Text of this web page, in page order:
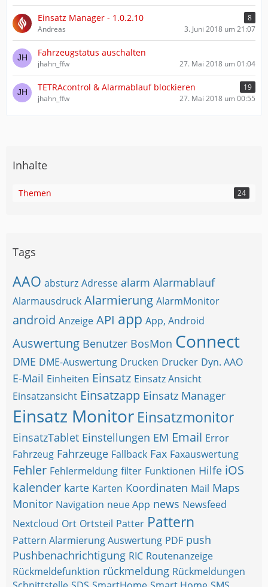
Einsatz Manager - 1.0.2.10
8
Andreas
3. Juni 2018 um 21:07
Fahrzeugstatus auschalten
jhahn_ffw 27. Mai 2018 um 01:04
TETRAcontrol & Alarmablauf blockieren
19
jhahn_ffw
27. Mai 2018 um 00:55
Inhalte
Themen 24
Tags
AAO absturz Adresse alarm Alarmablauf
Alarmausdruck Alarmierung AlarmMonitor
android Anzeige API app App, Android
Auswertung Benutzer BosMon Connect
DME DME-Auswertung Drucken Drucker Dyn. AAO
E-Mail Einheiten Einsatz Einsatz Ansicht
Einsatzansicht Einsatzapp Einsatz Manager
Einsatz Monitor Einsatzmonitor
EinsatzTablet Einstellungen EM Email Error
Fahrzeug Fahrzeuge Fallback Fax Faxauswertung
Fehler Fehlermeldung filter Funktionen Hilfe iOS
kalender karte Karten Koordinaten Mail Maps
Monitor Navigation neue App news Newsfeed
Nextcloud Ort Ortsteil Patter Pattern
Pattern Alarmierung Auswertung PDF push
Pushbenachrichtigung RIC Routenanzeige
Rückmeldefunktion rückmeldung Rückmeldungen